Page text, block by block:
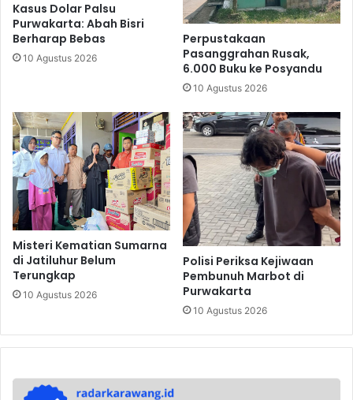
Kasus Dolar Palsu
Purwakarta: Abah Bisri
Berharap Bebas
10 Agustus 2026
Perpustakaan
Pasanggrahan Rusak,
6.000 Buku ke Posyandu
10 Agustus 2026
Misteri Kematian Sumarna
di Jatiluhur Belum
Terungkap
10 Agustus 2026
Polisi Periksa Kejiwaan
Pembunuh Marbot di
Purwakarta
10 Agustus 2026